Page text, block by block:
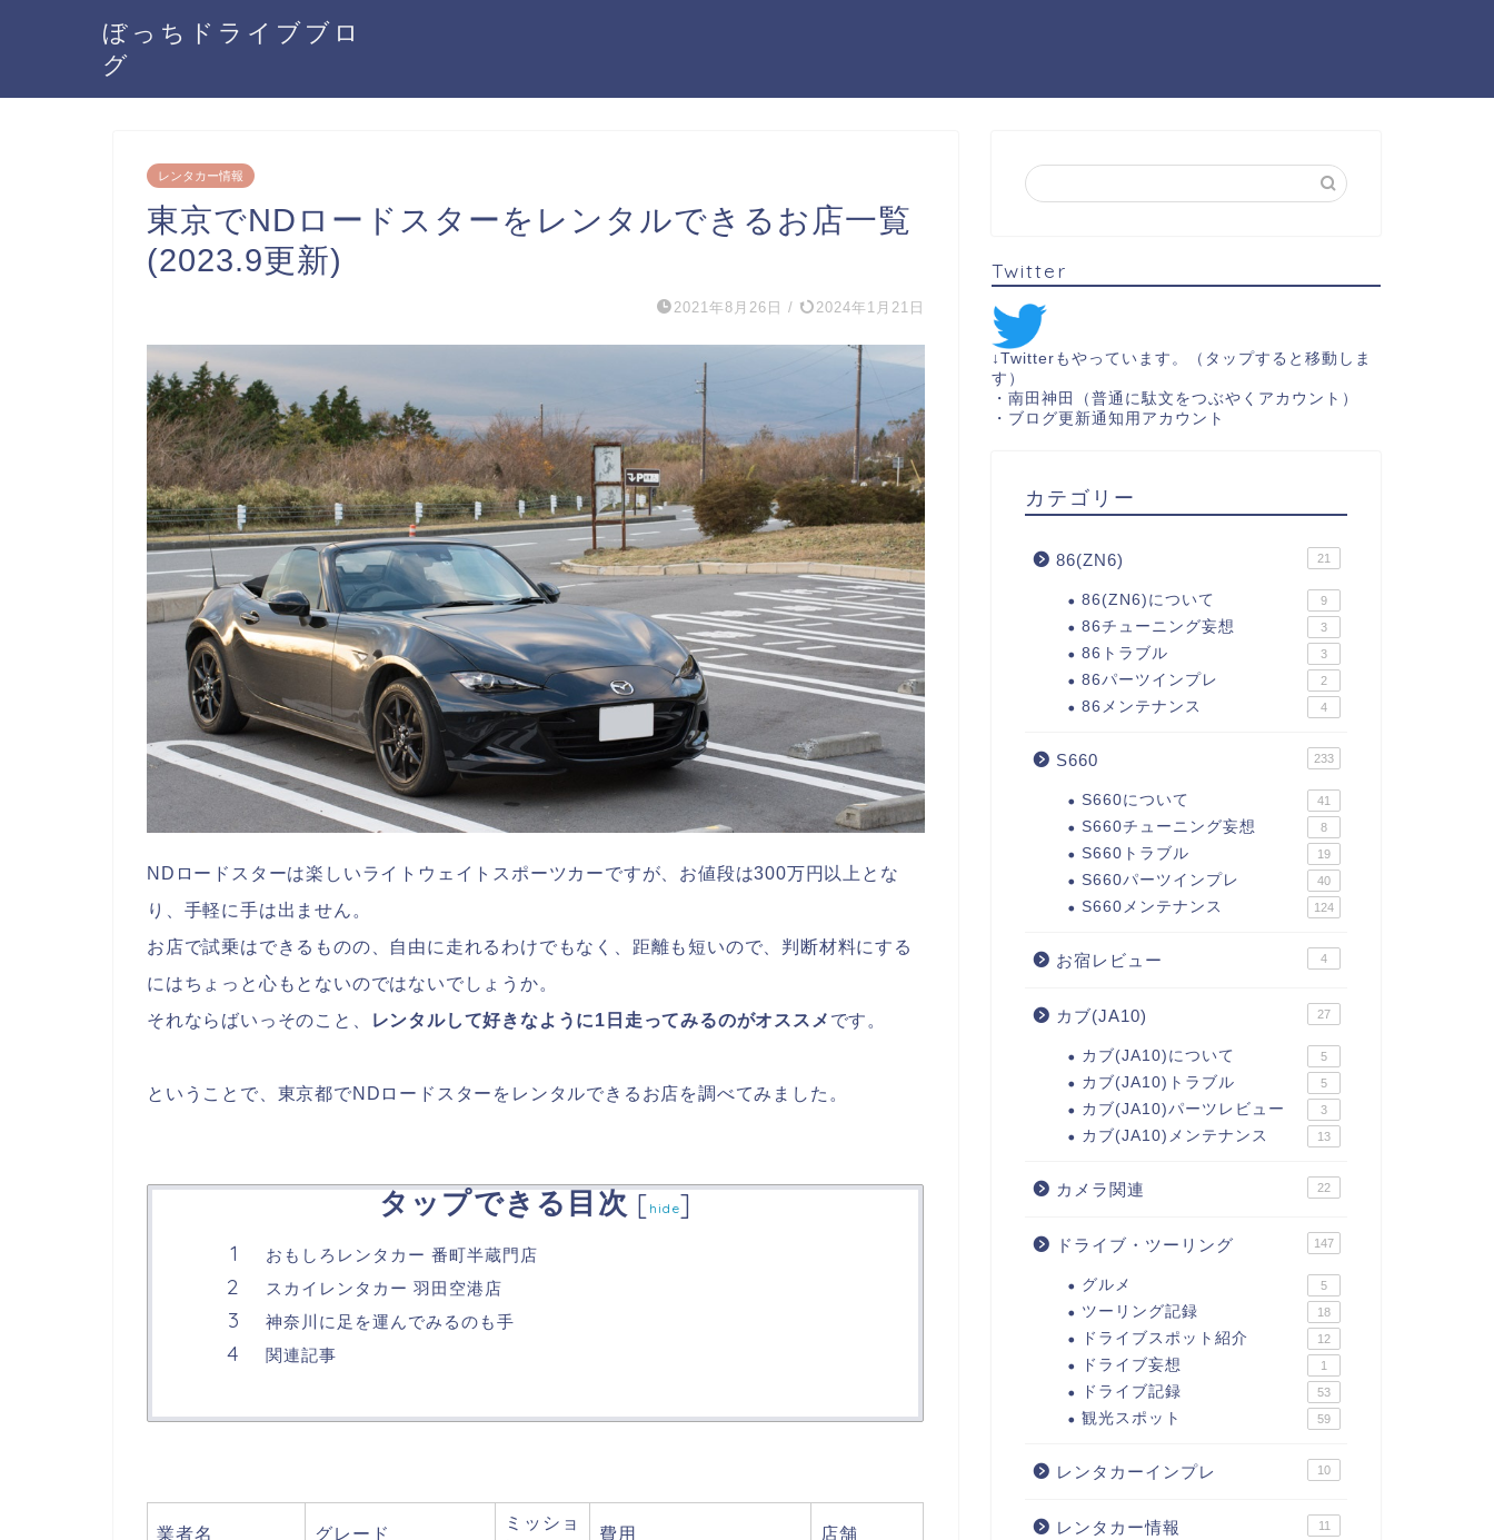
ぼっちドライブブロ
グ
レンタカー情報
東京でNDロードスターをレンタルできるお店一覧
(2023.9更新)
2021年8月26日 / 2024年1月21日
NDロードスターは楽しいライトウェイトスポーツカーですが、お値段は300万円以上とな
り、手軽に手は出ません。
お店で試乗はできるものの、自由に走れるわけでもなく、距離も短いので、判断材料にする
にはちょっと心もとないのではないでしょうか。
それならばいっそのこと、
レンタルして好きなように1日走ってみるのがオススメ です。
ということで、東京都でNDロードスターをレンタルできるお店を調べてみました。
タップできる目次 [ hide]
おもしろレンタカー 番町半蔵門店
スカイレンタカー 羽田空港店
神奈川に足を運んでみるのも手
関連記事
業者名 グレード
ミッショ
費用 店舗
Twitter
↓Twitterもやっています。（タップすると移動しま
す）
・ 南田神田（普通に駄文をつぶやくアカウント）
・ ブログ更新通知用アカウント
カテゴリー
86(ZN6) 21
86(ZN6)について 9
86チューニング妄想 3
86トラブル 3
86パーツインプレ 2
86メンテナンス 4
S660 233
S660について 41
S660チューニング妄想 8
S660トラブル 19
S660パーツインプレ 40
S660メンテナンス 124
お宿レビュー 4
カブ(JA10) 27
カブ(JA10)について 5
カブ(JA10)トラブル 5
カブ(JA10)パーツレビュー 3
カブ(JA10)メンテナンス 13
カメラ関連 22
ドライブ・ツーリング 147
グルメ 5
ツーリング記録 18
ドライブスポット紹介 12
ドライブ妄想 1
ドライブ記録 53
観光スポット 59
レンタカーインプレ 10
レンタカー情報 11